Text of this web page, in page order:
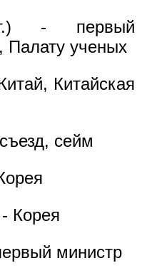
- первый
Палату ученых
Китайская
сейм
Корея
министр